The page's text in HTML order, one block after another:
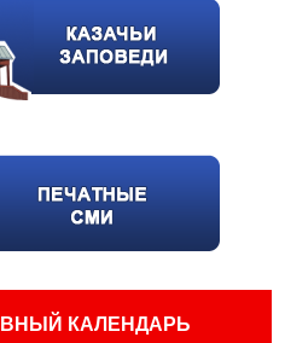
КАЛЕНДАРЬ